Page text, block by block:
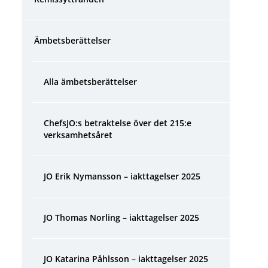
Ämbetsberättelser
Alla ämbetsberättelser
ChefsJO:s betraktelse över det 215:e
verksamhetsåret
JO Erik Nymansson – iakttagelser 2025
JO Thomas Norling – iakttagelser 2025
JO Katarina Påhlsson – iakttagelser 2025